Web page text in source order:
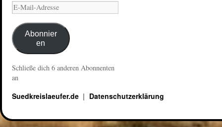
Abonnier
en
Schließe dich 6 anderen Abonnenten
an
Suedkreislaeufer.de Datenschutzerklärung